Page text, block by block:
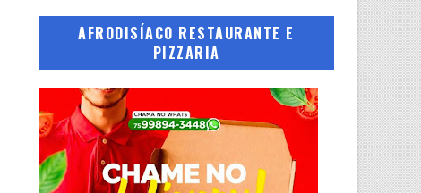
AFRODISÍACO RESTAURANTE E
PIZZARIA